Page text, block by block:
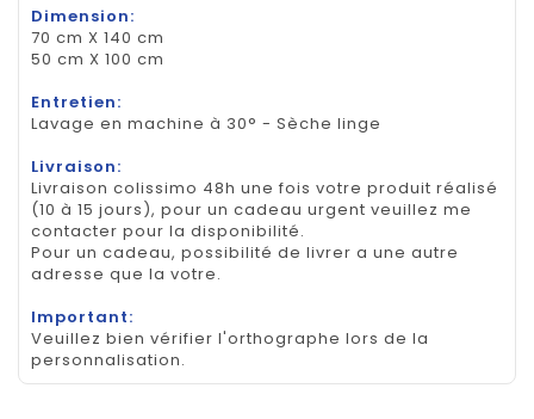
Dimension:
70 cm X 140 cm
50 cm X 100 cm
Entretien:
Lavage en machine à 30° - Sèche linge
Livraison:
Livraison colissimo 48h une fois votre produit réalisé
(10 à 15 jours), pour un cadeau urgent veuillez me
contacter pour la disponibilité.
Pour un cadeau, possibilité de livrer a une autre
adresse que la votre.
Important:
Veuillez bien vérifier l'orthographe lors de la
personnalisation.